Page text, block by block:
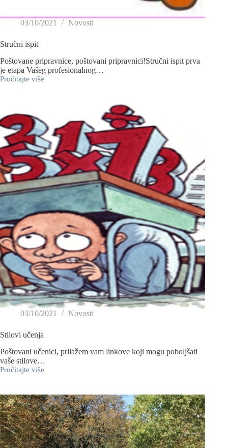
03/10/2021 Novosti
Stručni ispit
Poštovane pripravnice, poštovani pripravnici!Stručni ispit prva
je etapa Vašeg profesionalnog…
Pročitajte više
03/10/2021 Novosti
Stilovi učenja
Poštovani učenici, prilažem vam linkove koji mogu poboljšati
vaše stilove…
Pročitajte više